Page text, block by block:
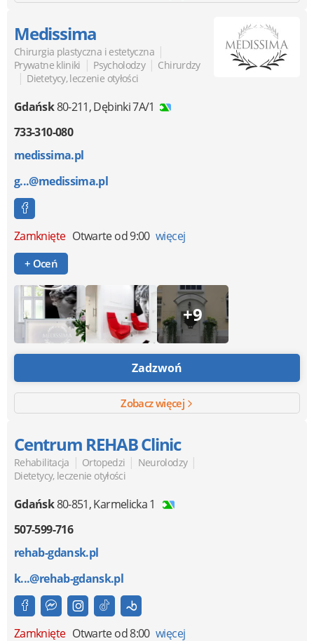
Medissima
Chirurgia plastyczna i estetyczna |
Prywatne kliniki | Psycholodzy | Chirurdzy
| Dietetycy, leczenie otyłości
Gdańsk80-211,Dębinki 7A/1
733-310-080
medissima.pl
g...@medissima.pl
Zamknięte Otwarte od 9:00 więcej
+ Oceń
+9
Zadzwoń
Zobacz więcej
Centrum REHAB Clinic
Rehabilitacja | Ortopedzi | Neurolodzy |
Dietetycy, leczenie otyłości
Gdańsk80-851,Karmelicka 1
507-599-716
rehab-gdansk.pl
k...@rehab-gdansk.pl
Zamknięte Otwarte od 8:00 więcej